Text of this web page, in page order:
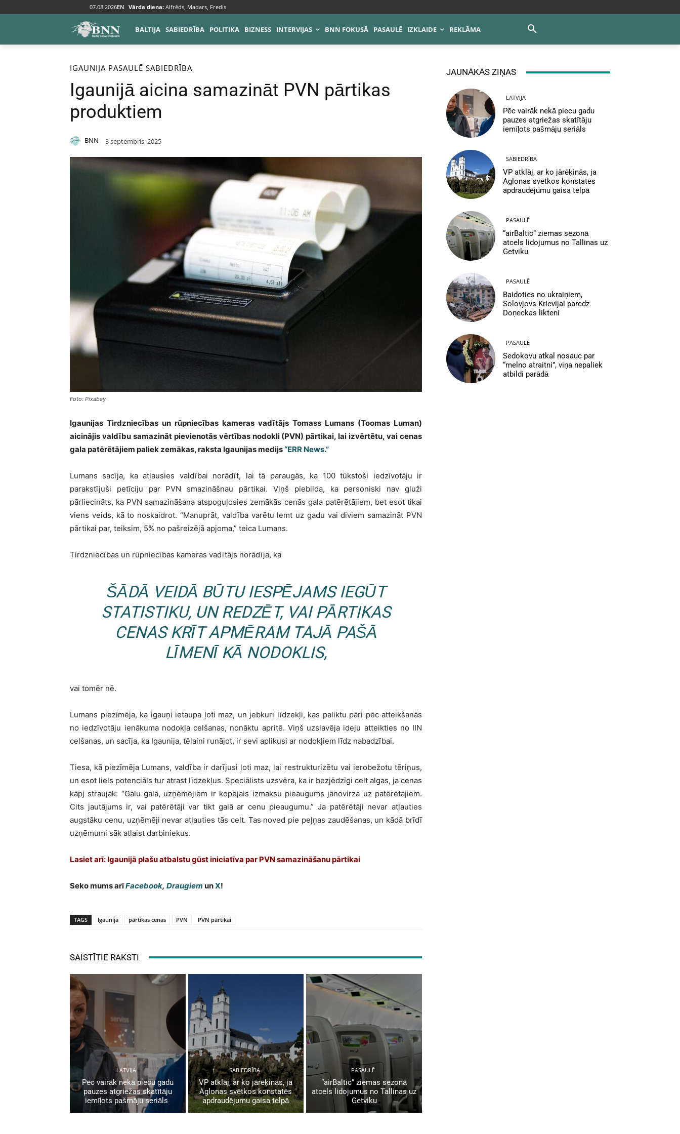
07.08.2026EN Vārda diena: Alfrēds, Madars, Fredis
BALTIJA SABIEDRĪBA POLITIKA BIZNESS INTERVIJAS BNN FOKUSĀ PASAULĒ IZKLAIDE REKLĀMA
Sākums Baltija Igaunija
IGAUNIJA PASAULĒ SABIEDRĪBA
Igaunijā aicina samazināt PVN pārtikas
produktiem
BNN 3 septembris, 2025
Foto: Pixabay
Igaunijas Tirdzniecības un rūpniecības kameras vadītājs Tomass Lumans (Toomas Luman)
aicinājis valdību samazināt pievienotās vērtības nodokli (PVN) pārtikai, lai izvērtētu, vai cenas
gala patērētājiem paliek zemākas, raksta Igaunijas medijs“ERR News.”
Lumans sacīja, ka atļausies valdībai norādīt, lai tā paraugās, ka 100 tūkstoši iedzīvotāju ir
parakstījuši petīciju par PVN smazināšnau pārtikai. Viņš piebilda, ka personiski nav gluži
pārliecināts, ka PVN samazināšana atspoguļosies zemākās cenās gala patērētājiem, bet esot tikai
viens veids, kā to noskaidrot. “Manuprāt, valdība varētu lemt uz gadu vai diviem samazināt PVN
pārtikai par, teiksim, 5% no pašreizējā apjoma,” teica Lumans.
Tirdzniecības un rūpniecības kameras vadītājs norādīja, ka
ŠĀDĀ VEIDĀ BŪTU IESPĒJAMS IEGŪT
STATISTIKU, UN REDZĒT, VAI PĀRTIKAS
CENAS KRĪT APMĒRAM TAJĀ PAŠĀ
LĪMENĪ KĀ NODOKLIS,
vai tomēr nē.
Lumans piezīmēja, ka igauņi ietaupa ļoti maz, un jebkuri līdzekļi, kas paliktu pāri pēc atteikšanās
no iedzīvotāju ienākuma nodokļa celšanas, nonāktu apritē. Viņš uzslavēja ideju atteikties no IIN
celšanas, un sacīja, ka Igaunija, tēlaini runājot, ir sevi aplikusi ar nodokļiem līdz nabadzībai.
Tiesa, kā piezīmēja Lumans, valdība ir darījusi ļoti maz, lai restrukturizētu vai ierobežotu tēriņus,
un esot liels potenciāls tur atrast līdzekļus. Speciālists uzsvēra, ka ir bezjēdzīgi celt algas, ja cenas
kāpj straujāk: “Galu galā, uzņēmējiem ir kopējais izmaksu pieaugums jānovirza uz patērētājiem.
Cits jautājums ir, vai patērētāji var tikt galā ar cenu pieaugumu.” Ja patērētāji nevar atļauties
augstāku cenu, uzņēmēji nevar atļauties tās celt. Tas noved pie peļņas zaudēšanas, un kādā brīdī
uzņēmumi sāk atlaist darbiniekus.
Lasiet arī: Igaunijā plašu atbalstu gūst iniciatīva par PVN samazināšanu pārtikai
Seko mums arīFacebook, Draugiem unX!
TAGS Igaunija pārtikas cenas PVN PVN pārtikai
SAISTĪTIE RAKSTI
LATVIJA
Pēc vairāk nekā piecu gadu
pauzes atgriežas skatītāju
iemīļots pašmāju seriāls
SABIEDRĪBA
VP atklāj, ar ko jārēķinās, ja
Aglonas svētkos konstatēs
apdraudējumu gaisa telpā
PASAULĒ
“airBaltic” ziemas sezonā
atcels lidojumus no Tallinas uz
Getviku
JAUNĀKĀS ZIŅAS
LATVIJA
Pēc vairāk nekā piecu gadu
pauzes atgriežas skatītāju
iemīļots pašmāju seriāls
SABIEDRĪBA
VP atklāj, ar ko jārēķinās, ja
Aglonas svētkos konstatēs
apdraudējumu gaisa telpā
PASAULĒ
“airBaltic” ziemas sezonā
atcels lidojumus no Tallinas uz
Getviku
PASAULĒ
Baidoties no ukraiņiem,
Solovjovs Krievijai paredz
Doņeckas likteni
PASAULĒ
Sedokovu atkal nosauc par
“melno atraitni”, viņa nepaliek
atbildi parādā